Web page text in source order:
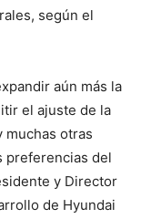
según el
aún más la
el ajuste de la
muchas otras
preferencias del
y Director
de Hyundai